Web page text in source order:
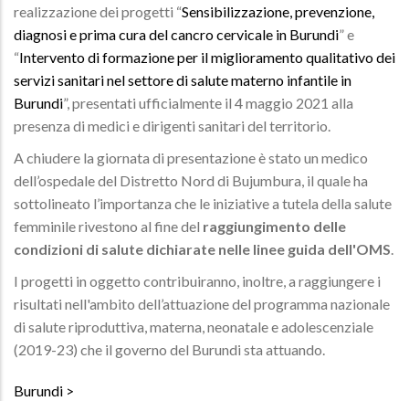
realizzazione dei progetti “Sensibilizzazione, prevenzione,
diagnosi e prima cura del cancro cervicale in Burundi” e
“Intervento di formazione per il miglioramento qualitativo dei
servizi sanitari nel settore di salute materno infantile in
Burundi”, presentati ufficialmente il 4 maggio 2021 alla
presenza di medici e dirigenti sanitari del territorio.
A chiudere la giornata di presentazione è stato un medico
dell’ospedale del Distretto Nord di Bujumbura, il quale ha
sottolineato l’importanza che le iniziative a tutela della salute
femminile rivestono al fine del raggiungimento delle
condizioni di salute dichiarate nelle linee guida dell'OMS
I progetti in oggetto contribuiranno, inoltre, a raggiungere i
risultati nell'ambito dell’attuazione del programma nazionale
di salute riproduttiva, materna, neonatale e adolescenziale
(2019-23) che il governo del Burundi sta attuando.
Burundi